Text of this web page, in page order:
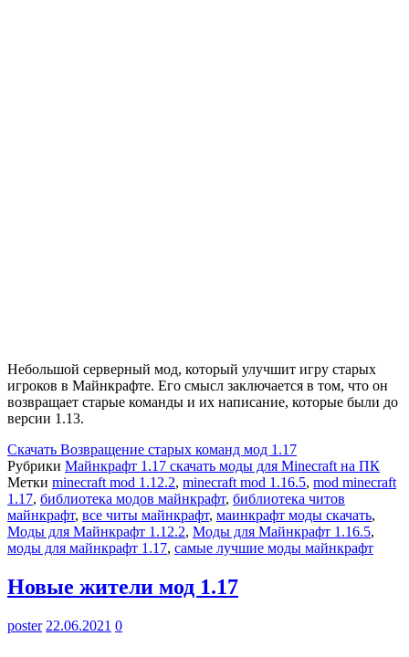
Небольшой серверный мод, который улучшит игру старых
игроков в Майнкрафте. Его смысл заключается в том, что он
возвращает старые команды и их написание, которые были до
версии 1.13.
Скачать Возвращение старых команд мод 1.17
Рубрики Майнкрафт 1.17 скачать моды для Minecraft на ПК
Метки minecraft mod 1.12.2, minecraft mod 1.16.5, mod minecraft
1.17, библиотека модов майнкрафт, библиотека читов
майнкрафт, все читы майнкрафт, маинкрафт моды скачать,
Моды для Майнкрафт 1.12.2, Моды для Майнкрафт 1.16.5,
моды для майнкрафт 1.17, самые лучшие моды майнкрафт
Новые жители мод 1.17
poster 22.06.2021 0